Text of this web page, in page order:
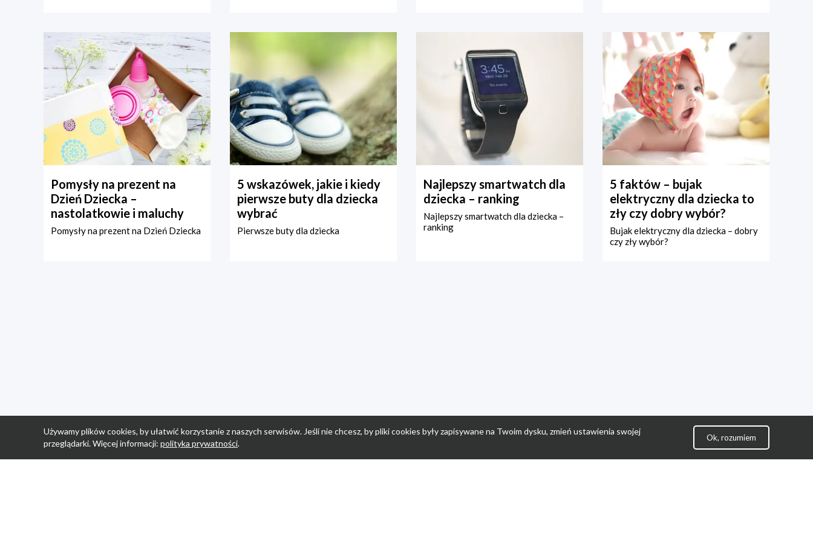
Pomysły na prezent na
Dzień Dziecka –
nastolatkowie i maluchy
Pomysły na prezent na Dzień Dziecka
5 wskazówek, jakie i kiedy
pierwsze buty dla dziecka
wybrać
Pierwsze buty dla dziecka
Najlepszy smartwatch dla
dziecka – ranking
Najlepszy smartwatch dla dziecka –
ranking
5 faktów – bujak
elektryczny dla dziecka to
zły czy dobry wybór?
Bujak elektryczny dla dziecka – dobry
czy zły wybór?
Używamy plików cookies, by ułatwić korzystanie z naszych serwisów. Jeśli nie chcesz, by pliki cookies były zapisywane na Twoim dysku, zmień ustawienia swojej
przeglądarki. Więcej informacji: polityka prywatności.
Ok, rozumiem